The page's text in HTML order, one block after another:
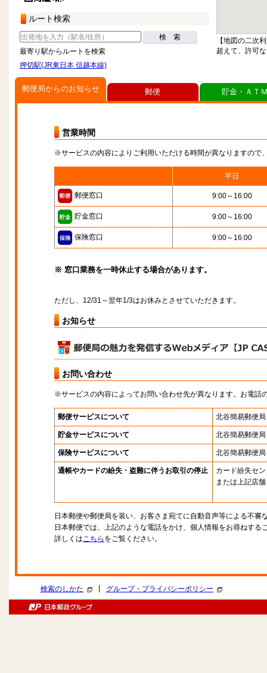
ルート検索
検 索
最寄り駅からルートを検索
押切駅(JR東日本 信越本線)
【地図の二次
超えて、許可
郵便局からのお知らせ
営業時間
※サービスの内容によりご利用いただける時間が異なりますので
平日
郵便窓口 9:00～16:00
貯金窓口 9:00～16:00
保険窓口 9:00～16:00
※ 窓口業務を一時休止する場合があります。
ただし、12/31～翌年1/3はお休みとさせていただきます。
お知らせ
お問い合わせ
※サービスの内容によってお問い合わせ先が異なります。お電話
郵便サービスについて 北谷簡易郵便局
貯金サービスについて 北谷簡易郵便局
保険サービスについて 北谷簡易郵便局
通帳やカードの紛失・盗難に伴うお取引の停止
カード紛失セ
または上記店舗
日本郵便や郵便局を装い、お客さま宛てに自動音声等による不審
日本郵便では、上記のような電話をかけ、個人情報をお尋ねする
詳しくはこちら をご覧ください。
郵便 貯金・ＡＴ
検索のしかた グループ・プライバシーポリシー